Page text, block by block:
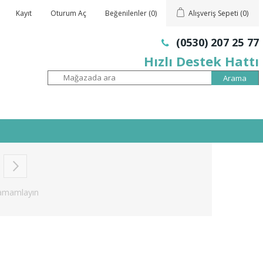
Kayıt Oturum Aç Beğenilenler (0) Alışveriş Sepeti (0)
(0530) 207 25 77
Hızlı Destek Hattı